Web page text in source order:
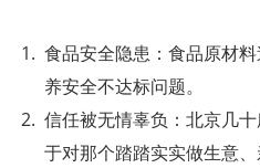
食品安全隐患：食品原材
养安全不达标问题。
信任被无情辜负：北京几
于对那个踏踏实实做生意